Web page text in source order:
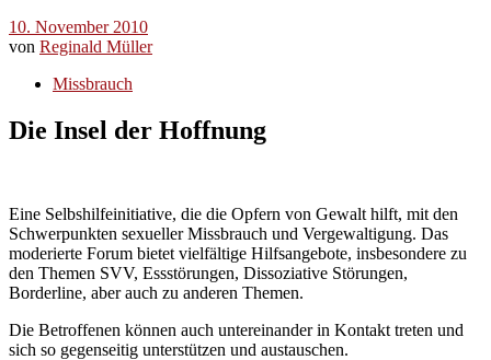
10. November 2010
von Reginald Müller
Missbrauch
Die Insel der Hoffnung
Eine Selbshilfeinitiative, die die Opfern von Gewalt hilft, mit den
Schwerpunkten sexueller Missbrauch und Vergewaltigung. Das
moderierte Forum bietet vielfältige Hilfsangebote, insbesondere zu
den Themen SVV, Essstörungen, Dissoziative Störungen,
Borderline, aber auch zu anderen Themen.
Die Betroffenen können auch untereinander in Kontakt treten und
sich so gegenseitig unterstützen und austauschen.